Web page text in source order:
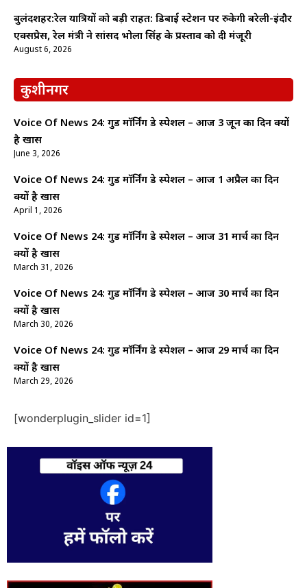
बुलंदशहर:रेल यात्रियों को बड़ी राहत: डिबाई स्टेशन पर रुकेगी बरेली-इंदौर
एक्सप्रेस, रेल मंत्री ने सांसद भोला सिंह के प्रस्ताव को दी मंजूरी
August 6, 2026
कुशीनगर
Voice Of News 24: गुड माॅर्निंग डे स्पेशल – आज 3 जून का दिन क्यों
है खास
June 3, 2026
Voice Of News 24: गुड माॅर्निंग डे स्पेशल – आज 1 अप्रैल का दिन
क्यों है खास
April 1, 2026
Voice Of News 24: गुड माॅर्निंग डे स्पेशल – आज 31 मार्च का दिन
क्यों है खास
March 31, 2026
Voice Of News 24: गुड माॅर्निंग डे स्पेशल – आज 30 मार्च का दिन
क्यों है खास
March 30, 2026
Voice Of News 24: गुड माॅर्निंग डे स्पेशल – आज 29 मार्च का दिन
क्यों है खास
March 29, 2026
[wonderplugin_slider id=1]